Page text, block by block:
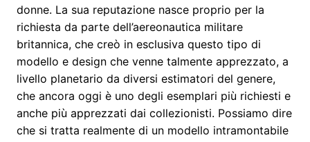
donne. La sua reputazione nasce proprio per la
richiesta da parte dell’aereonautica militare
britannica, che creò in esclusiva questo tipo di
modello e design che venne talmente apprezzato, a
livello planetario da diversi estimatori del genere,
che ancora oggi è uno degli esemplari più richiesti e
anche più apprezzati dai collezionisti. Possiamo dire
che si tratta realmente di un modello intramontabile